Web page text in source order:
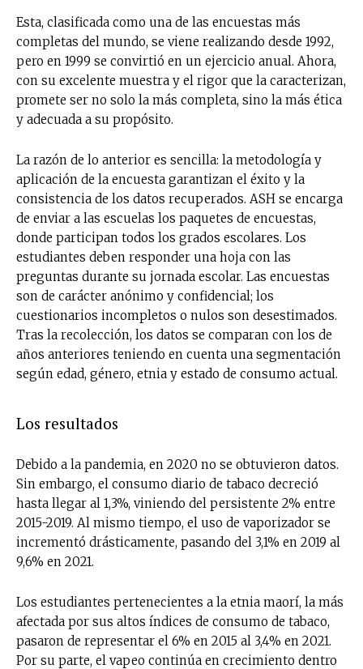
Esta, clasificada como una de las encuestas más
completas del mundo, se viene realizando desde 1992,
pero en 1999 se convirtió en un ejercicio anual. Ahora,
con su excelente muestra y el rigor que la caracterizan,
promete ser no solo la más completa, sino la más ética
y adecuada a su propósito.
La razón de lo anterior es sencilla: la metodología y
aplicación de la encuesta garantizan el éxito y la
consistencia de los datos recuperados. ASH se encarga
de enviar a las escuelas los paquetes de encuestas,
donde participan todos los grados escolares. Los
estudiantes deben responder una hoja con las
preguntas durante su jornada escolar. Las encuestas
son de carácter anónimo y confidencial; los
cuestionarios incompletos o nulos son desestimados.
Tras la recolección, los datos se comparan con los de
años anteriores teniendo en cuenta una segmentación
según edad, género, etnia y estado de consumo actual.
Los resultados
Debido a la pandemia, en 2020 no se obtuvieron datos.
Sin embargo, el consumo diario de tabaco decreció
hasta llegar al 1,3%, viniendo del persistente 2% entre
2015-2019. Al mismo tiempo, el uso de vaporizador se
incrementó drásticamente, pasando del 3,1% en 2019 al
9,6% en 2021.
Los estudiantes pertenecientes a la etnia maorí, la más
afectada por sus altos índices de consumo de tabaco,
pasaron de representar el 6% en 2015 al 3,4% en 2021.
Por su parte, el vapeo continúa en crecimiento dentro